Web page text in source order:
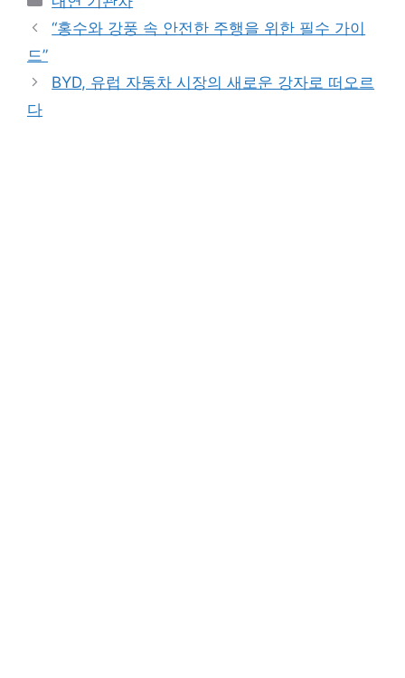
“홍수와 강풍 속 안전한 주행을 위한 필수 가이
드”
BYD, 유럽 자동차 시장의 새로운 강자로 떠오르
다